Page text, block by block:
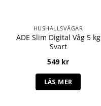
HUSHÅLLSVÅGAR
ADE Slim Digital Våg 5 kg
Svart
549 kr
LÄS MER